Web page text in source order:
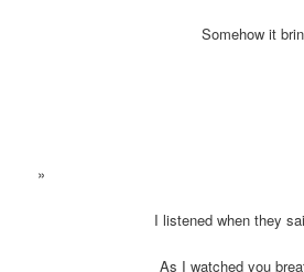
Somehow it
»
I listened when they
As I watched you